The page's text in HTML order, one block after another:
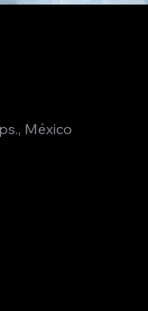
México